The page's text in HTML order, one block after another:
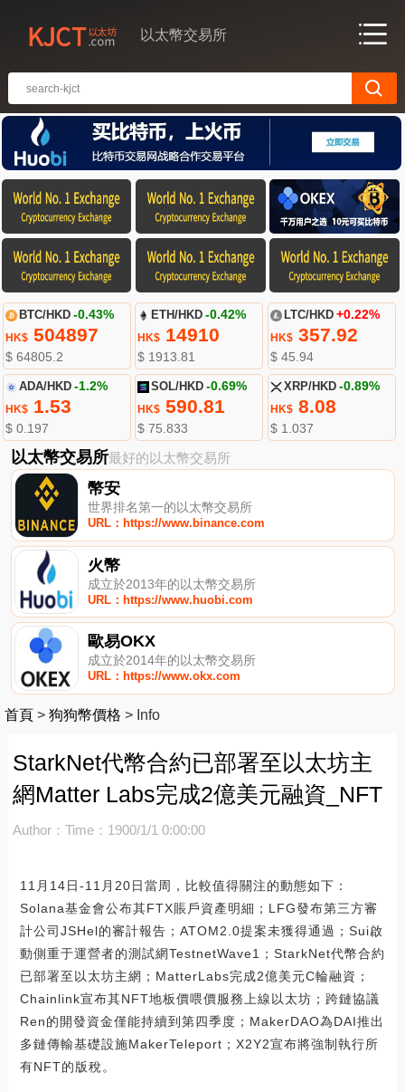
以太幣交易所
BTC/HKD -0.43%
HK$504897
$ 64805.2
ETH/HKD -0.42%
HK$ 14910
$ 1913.81
LTC/HKD +0.22%
HK$357.92
$ 45.94
ADA/HKD -1.2%
HK$1.53
$ 0.197
SOL/HKD -0.69%
HK$ 590.81
$ 75.833
XRP/HKD -0.89%
HK$8.08
$ 1.037
以太幣交易所最好的以太幣交易所
幣安
世界排名第一的以太幣交易所
URL：https://www.binance.com
火幣
成立於2013年的以太幣交易所
URL：https://www.huobi.com
歐易OKX
成立於2014年的以太幣交易所
URL：https://www.okx.com
首頁 > 狗狗幣價格 > Info
StarkNet代幣合約已部署至以太坊主
網Matter Labs完成2億美元融資_NFT
Author： Time：1900/1/1 0:00:00
11月14日-11月20日當周，比較值得關注的動態如下：
Solana基金會公布其FTX賬戶資產明細；LFG發布第三方審
計公司JSHel的審計報告；ATOM2.0提案未獲得通過；Sui啟
動側重于運營者的測試網TestnetWave1；StarkNet代幣合約
已部署至以太坊主網；MatterLabs完成2億美元C輪融資；
Chainlink宣布其NFT地板價喂價服務上線以太坊；跨鏈協議
Ren的開發資金僅能持續到第四季度；MakerDAO為DAI推出
多鏈傳輸基礎設施MakerTeleport；X2Y2宣布將強制執行所
有NFT的版稅。